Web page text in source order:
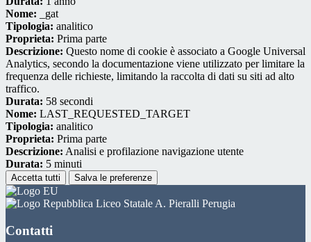
Nome: _gat
Tipologia: analitico
Proprieta: Prima parte
Descrizione: Questo nome di cookie è associato a Google Universal
Analytics, secondo la documentazione viene utilizzato per limitare la
frequenza delle richieste, limitando la raccolta di dati su siti ad alto
traffico.
Durata: 58 secondi
Nome: LAST_REQUESTED_TARGET
Tipologia: analitico
Proprieta: Prima parte
Descrizione: Analisi e profilazione navigazione utente
Durata: 5 minuti
Accetta tutti Salva le preferenze
Liceo Statale A. Pieralli Perugia
Contatti